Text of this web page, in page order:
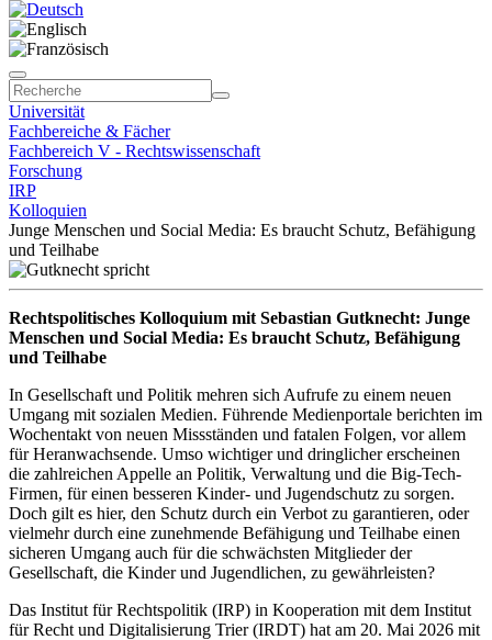
Universität
Fachbereiche & Fächer
Fachbereich V - Rechtswissenschaft
Forschung
IRP
Kolloquien
Junge Menschen und Social Media: Es braucht Schutz, Befähigung
und Teilhabe
Rechtspolitisches Kolloquium mit Sebastian Gutknecht: Junge
Menschen und Social Media: Es braucht Schutz, Befähigung
und Teilhabe
In Gesellschaft und Politik mehren sich Aufrufe zu einem neuen
Umgang mit sozialen Medien. Führende Medienportale berichten im
Wochentakt von neuen Missständen und fatalen Folgen, vor allem
für Heranwachsende. Umso wichtiger und dringlicher erscheinen
die zahlreichen Appelle an Politik, Verwaltung und die Big-Tech-
Firmen, für einen besseren Kinder- und Jugendschutz zu sorgen.
Doch gilt es hier, den Schutz durch ein Verbot zu garantieren, oder
vielmehr durch eine zunehmende Befähigung und Teilhabe einen
sicheren Umgang auch für die schwächsten Mitglieder der
Gesellschaft, die Kinder und Jugendlichen, zu gewährleisten?
Das Institut für Rechtspolitik (IRP) in Kooperation mit dem Institut
für Recht und Digitalisierung Trier (IRDT) hat am 20. Mai 2026 mit